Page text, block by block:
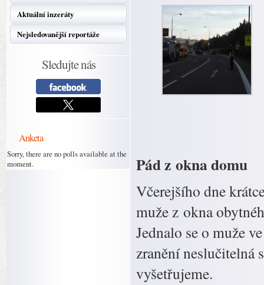
Aktuální inzeráty
Nejsledovanější reportáže
Sledujte nás
Anketa
Sorry, there are no polls available at the
moment.
Pád z okna domu
Včerejšího dne
muže z okna
Jednalo se o muže
zranění neslučitelná
vyšetřujeme.